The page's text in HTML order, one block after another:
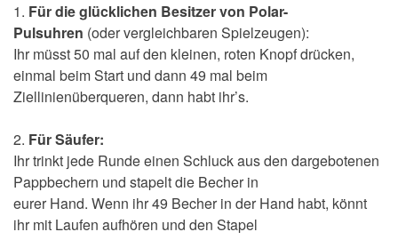
1. Für die glücklichen Besitzer von Polar-
Pulsuhren (oder vergleichbaren Spielzeugen):
Ihr müsst 50 mal auf den kleinen, roten Knopf drücken,
einmal beim Start und dann 49 mal beim
Ziellinienüberqueren, dann habt ihr’s.
2. Für Säufer:
Ihr trinkt jede Runde einen Schluck aus den dargebotenen
Pappbechern und stapelt die Becher in
eurer Hand. Wenn ihr 49 Becher in der Hand habt, könnt
ihr mit Laufen aufhören und den Stapel